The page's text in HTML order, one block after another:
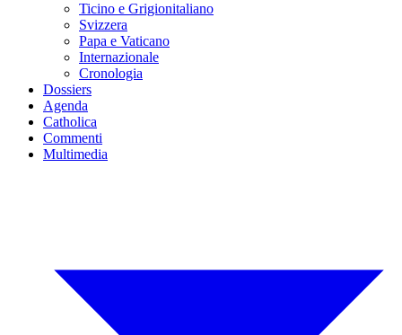
Ticino e Grigionitaliano
Svizzera
Papa e Vaticano
Internazionale
Cronologia
Dossiers
Agenda
Catholica
Commenti
Multimedia